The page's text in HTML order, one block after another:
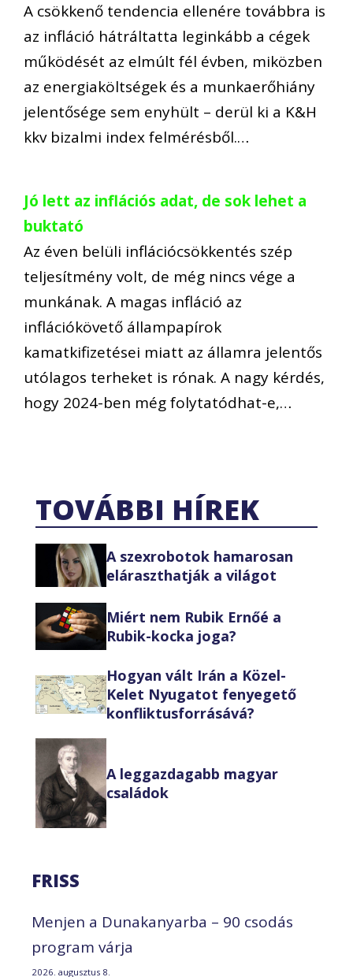
A csökkenő tendencia ellenére továbbra is
az infláció hátráltatta leginkább a cégek
működését az elmúlt fél évben, miközben
az energiaköltségek és a munkaerőhiány
jelentősége sem enyhült – derül ki a K&H
kkv bizalmi index felmérésből.…
Jó lett az inflációs adat, de sok lehet a
buktató
Az éven belüli inflációcsökkentés szép
teljesítmény volt, de még nincs vége a
munkának. A magas infláció az
inflációkövető állampapírok
kamatkifizetései miatt az államra jelentős
utólagos terheket is rónak. A nagy kérdés,
hogy 2024-ben még folytatódhat-e,…
TOVÁBBI HÍREK
A szexrobotok hamarosan
eláraszthatják a világot
Miért nem Rubik Ernőé a
Rubik-kocka joga?
Hogyan vált Irán a Közel-
Kelet Nyugatot fenyegető
konfliktusforrásává?
A leggazdagabb magyar
családok
FRISS
Menjen a Dunakanyarba – 90 csodás
program várja
2026. augusztus 8.